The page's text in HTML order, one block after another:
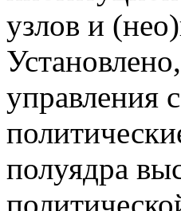
узлов и
управления
полуядра